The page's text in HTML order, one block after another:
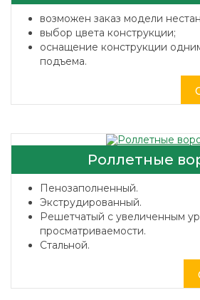
возможен заказ модели
выбор цвета конструкции;
оснащение конструкции
подъема.
Роллетные
Пенозаполненный.
Экструдированный.
Решетчатый с увеличенным
просматриваемости.
Стальной.